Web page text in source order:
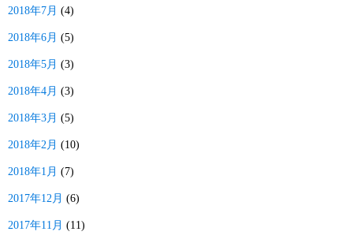
2018年7月 (4)
2018年6月 (5)
2018年5月 (3)
2018年4月 (3)
2018年3月 (5)
2018年2月 (10)
2018年1月 (7)
2017年12月 (6)
2017年11月 (11)